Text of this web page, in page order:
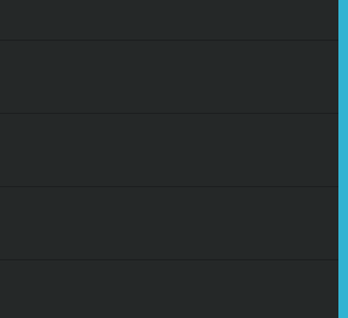
сверления, скорость вращения и
таких подробностей в дальнейшем